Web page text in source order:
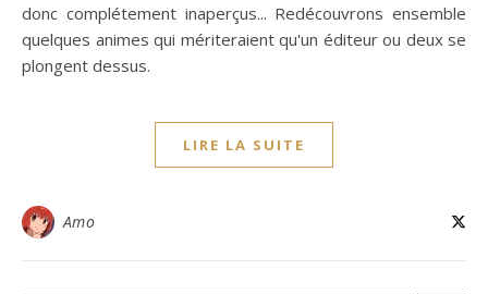
donc complétement inaperçus... Redécouvrons ensemble
quelques animes qui mériteraient qu'un éditeur ou deux se
plongent dessus.
LIRE LA SUITE
Amo